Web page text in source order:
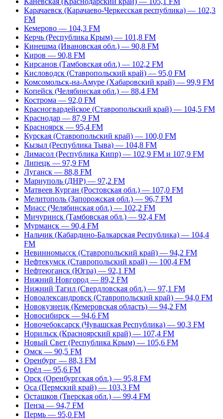
Карачаевск (Карачаево-Черкесская республика) — 102,3
FM
Кемерово — 104,3 FM
Керчь (Республика Крым) — 101,8 FM
Кинешма (Ивановская обл.) — 90,8 FM
Киров — 90,8 FM
Кирсанов (Тамбовская обл.) — 102,2 FM
Кисловодск (Ставропольский край) — 95,0 FM
Комсомольск-на-Амуре (Хабаровский край) — 99,9 FM
Копейск (Челябинская обл.) — 88,4 FM
Кострома — 92,0 FM
Красногвардейское (Ставропольский край) — 104,5 FM
Краснодар — 87,9 FM
Красноярск — 95,4 FM
Курская (Ставропольский край) — 100,0 FM
Кызыл (Республика Тыва) — 104,8 FM
Лимасол (Республика Кипр) — 102,9 FM и 107,9 FM
Липецк — 97,9 FM
Луганск — 88,8 FM
Мариуполь (ДНР) — 97,2 FM
Матвеев Курган (Ростовская обл.) — 107,0 FM
Мелитополь (Запорожская обл.) — 96,7 FM
Миасс (Челябинская обл.) — 102,2 FM
Мичуринск (Тамбовская обл.) — 92,4 FM
Мурманск — 90,4 FM
Нальчик (Кабардино-Балкарская Республика) — 104,4
FM
Невинномысск (Ставропольский край) — 94,2 FM
Нефтекумск (Ставропольский край) — 100,4 FM
Нефтеюганск (Югра) — 92,1 FM
Нижний Новгород — 89,2 FM
Нижний Тагил (Свердловская обл.) — 97,1 FM
Новоалександровск (Ставропольский край) — 94,0 FM
Новокузнецк (Кемеровская область) — 94,2 FM
Новосибирск — 94,6 FM
Новочебоксарск (Чувашская Республика) — 90,3 FM
Норильск (Красноярский край) — 107,4 FM
Новый Свет (Республика Крым) — 105,6 FM
Омск — 90,5 FM
Оренбург — 88,3 FM
Орёл — 95,6 FM
Орск (Оренбургская обл.) — 95,8 FM
Оса (Пермский край) — 103,3 FM
Осташков (Тверская обл.) — 99,4 FM
Пенза — 94,7 FM
Пермь — 95,0 FM